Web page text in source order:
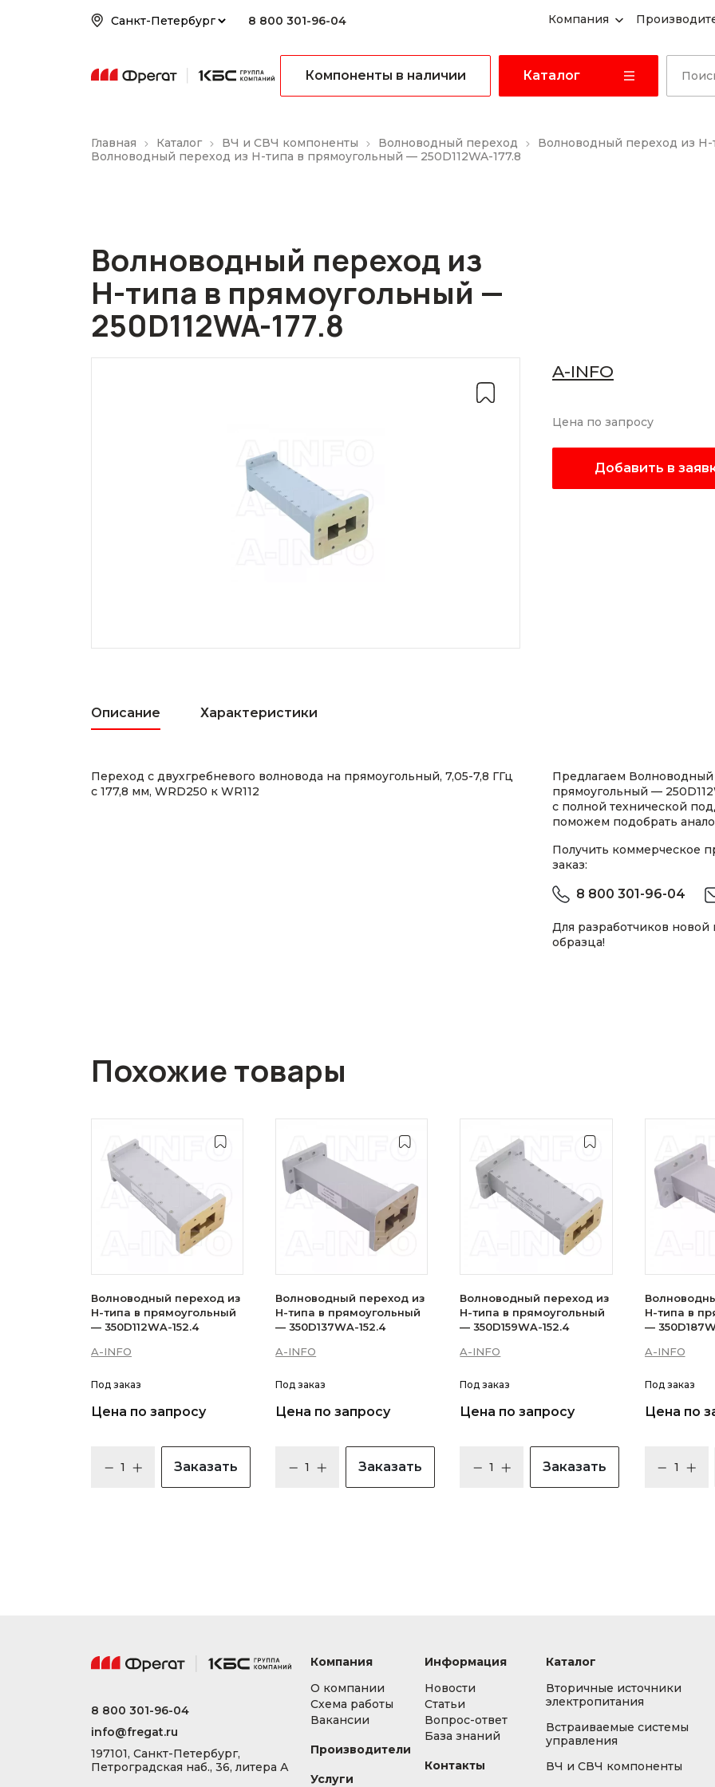
8 800 301-96-04 Компания
Компоненты в наличии Каталог
Главная Каталог ВЧ и СВЧ компоненты Волноводный переход
Волноводный переход из
Волноводный переход из H-типа в прямоугольный — 250D112WA-177.8
Волноводный переход из
H-типа в прямоугольный —
250D112WA-177.8
A-INFO
Цена по запросу
Добавить в
Описание Характеристики
Переход с двухгребневого волновода на прямоугольный, 7,05-7,8 ГГц
с 177,8 мм, WRD250 к WR112
Предлагаем
прямоугольный —
с полной технической
поможем подобрать
Получить коммерческое
заказ:
8 800 301-96-04
Для разработчиков
образца!
Похожие товары
Волноводный переход из
H-типа в прямоугольный
— 350D112WA-152.4
A-INFO
Под заказ
Цена по запросу
Заказать
Волноводный переход из
H-типа в прямоугольный
— 350D137WA-152.4
A-INFO
Под заказ
Цена по запросу
Заказать
Волноводный переход из
H-типа в прямоугольный
— 350D159WA-152.4
A-INFO
Под заказ
Цена по запросу
Заказать
H-типа в
—
A-INFO
Под заказ
Цена по
8 800 301-96-04
info@fregat.ru
197101, Санкт-Петербург,
Петроградская наб., 36, литера А
Компания
О компании
Схема работы
Вакансии
Производители
Услуги
Информация
Новости
Статьи
Вопрос-ответ
База знаний
Контакты
Каталог
Вторичные источники
электропитания
Встраиваемые системы
управления
ВЧ и СВЧ компоненты